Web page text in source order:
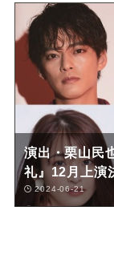
演出・栗山民
礼』12月上演
2024-06-21